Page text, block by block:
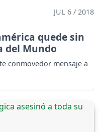
JUL 6 / 2018
quede sin
del Mundo
conmovedor mensaje a